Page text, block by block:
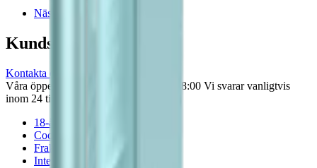
Nästa
Kundservice
Kontakta oss
Våra öppettider är: Alla dagar 08:00 - 18:00 Vi svarar vanligtvis
inom 24 timmar på vardagar.
18-årsgräns
Cookiepolicy
Frakt- och leveransvillkor
Integritetspolicy